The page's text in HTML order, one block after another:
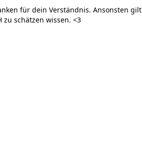
für dein Verständnis. Ansonsten
zu schätzen wissen. <3